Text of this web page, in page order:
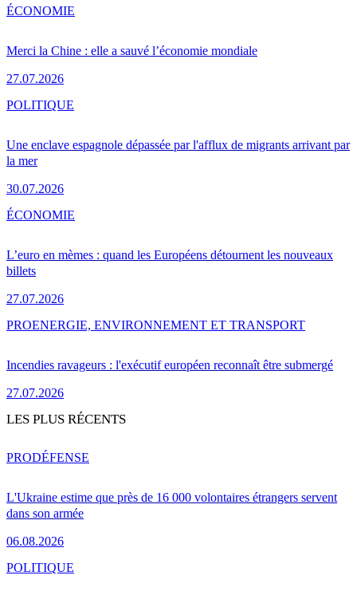
Merci la Chine : elle a sauvé l’économie mondiale
27.07.2026
ÉCONOMIE
Une enclave espagnole dépassée par l'afflux de migrants arrivant par
la mer
30.07.2026
POLITIQUE
L’euro en mèmes : quand les Européens détournent les nouveaux
billets
27.07.2026
ÉCONOMIE
Incendies ravageurs : l'exécutif européen reconnaît être submergé
27.07.2026
PROENERGIE, ENVIRONNEMENT ET TRANSPORT
LES PLUS RÉCENTS
L'Ukraine estime que près de 16 000 volontaires étrangers servent
dans son armée
06.08.2026
PRODÉFENSE
POLITIQUE